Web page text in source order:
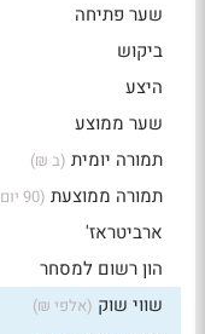
שער פתיחה
ביקוש
היצע
שער ממוצע
תמורה יומית (ב ₪)
תמורה ממוצעת (90 יום)
ארביטראז'
הון רשום למסחר
שווי שוק (אלפי ₪)